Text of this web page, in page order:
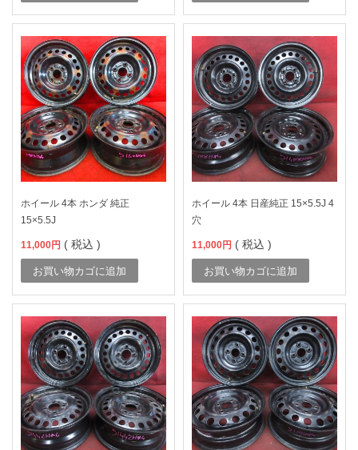
ホイール 4本 ホンダ 純正
15×5.5J
11,000円 ( 税込 )
お買い物カゴに追加
ホイール 4本 日産純正 15×5.5J 4
穴
11,000円 ( 税込 )
お買い物カゴに追加